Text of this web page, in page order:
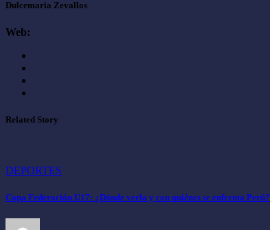
Dulcemaria Zevallos
Web:
Related Story
DEPORTES
Copa Federación U17: ¿Dónde verla y con quiénes se enfrenta Perú?